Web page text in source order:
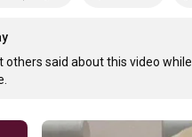
others said about this video while